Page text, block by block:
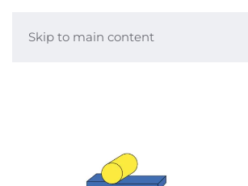
Skip to main content